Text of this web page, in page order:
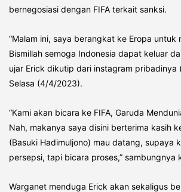
bernegosiasi dengan FIFA terkait sanksi.
“Malam ini, saya berangkat ke Eropa untuk
Bismillah semoga Indonesia dapat keluar
ujar Erick dikutip dari instagram pribadinya
Selasa (4/4/2023).
“Kami akan bicara ke FIFA, Garuda
Nah, makanya saya disini berterima kasih
(Basuki Hadimuljono) mau datang, supaya
persepsi, tapi bicara proses,” sambungnya
Warganet menduga Erick akan sekaligus